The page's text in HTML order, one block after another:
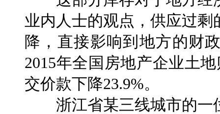
业内人士的观点，供应过
降，直接影响到地方的财
2015年全国房地产企业土
交价款下降23.9%。
浙江省某三线城市的一